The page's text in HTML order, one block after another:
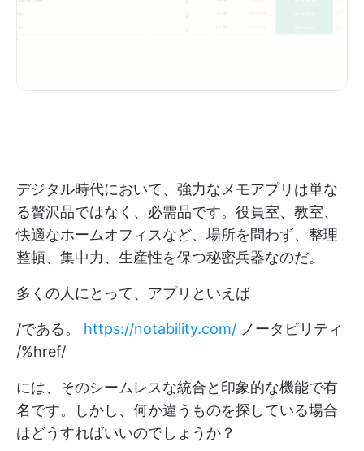
デジタル時代において、強力なメモアプリは単な
る贅沢品ではなく、必需品です。役員室、教室、
快適なホームオフィスなど、場所を問わず、整理
整頓、集中力、生産性を保つ秘密兵器なのだ。
多くの人にとって、アプリといえば
/である。 https://notability.com/ ノータビリティ
/%href/
には、そのシームレスな統合と印象的な機能で有
名です。しかし、何か違うものを探している場合
はどうすればいいのでしょうか？